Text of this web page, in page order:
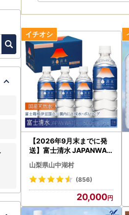
【2026年9月末までに発
送】富士清水 JAPANWAT
ER 500ml 4箱セット
計96本 YD001
山梨県山中湖村
(856)
20,000